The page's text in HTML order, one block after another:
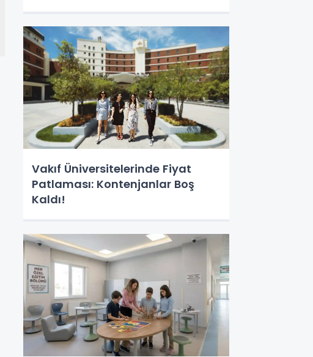
Vakıf Üniversitelerinde Fiyat
Patlaması: Kontenjanlar Boş
Kaldı!